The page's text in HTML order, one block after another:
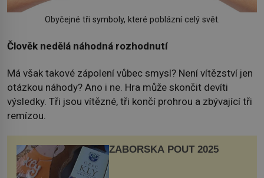
Obyčejné tři symboly, které poblázní celý svět.
Člověk nedělá náhodná rozhodnutí
Má však takové zápolení vůbec smysl? Není vítězství jen
otázkou náhody? Ano i ne. Hra může skončit devíti
výsledky. Tři jsou vítězné, tři končí prohrou a zbývající tři
remízou.
ZÁBOŘSKÁ POUŤ 2025